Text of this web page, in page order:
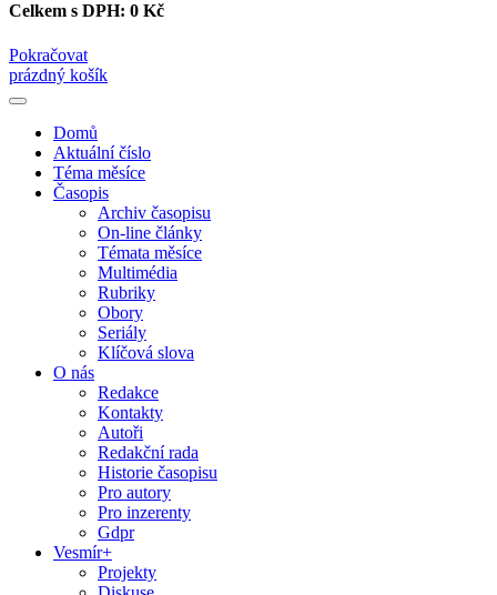
Celkem s DPH: 0 Kč
Pokračovat
prázdný košík
Domů
Aktuální číslo
Téma měsíce
Časopis
Archiv časopisu
On-line články
Témata měsíce
Multimédia
Rubriky
Obory
Seriály
Klíčová slova
O nás
Redakce
Kontakty
Autoři
Redakční rada
Historie časopisu
Pro autory
Pro inzerenty
Gdpr
Vesmír+
Projekty